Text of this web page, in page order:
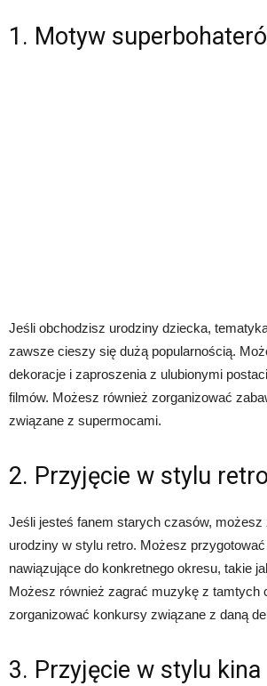
1. Motyw
Jeśli obchodzisz urodziny dziecka,
zawsze cieszy się dużą popularnością.
dekoracje i zaproszenia z ulubionymi
filmów. Możesz również zorganizować
związane z supermocami.
2. Przyjęcie w stylu retro
Jeśli jesteś fanem starych czasów, możesz
urodziny w stylu retro. Możesz
nawiązujące do konkretnego okresu, takie
Możesz również zagrać muzykę z tamtych
zorganizować konkursy związane z daną
3. Przyjęcie w stylu kina